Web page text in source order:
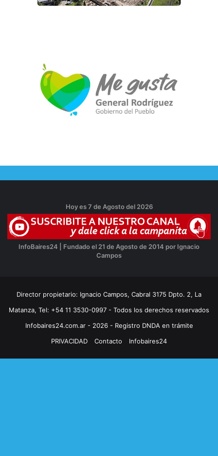
Hoy es 7 de Agosto del 2026
InfoBaires24 | Fundado el 21 de Agosto de 2014 por Ignacio
Campos
Director propietario: Ignacio Campos, Cabral 3175 Dpto. 2, La
Matanza, Tel: +54 11 3530-0997 - Todos los derechos reservados
Infobaires24.com.ar - 2026 - Registro DNDA en trámite
PRIVACIDAD
Contacto Infobaires24